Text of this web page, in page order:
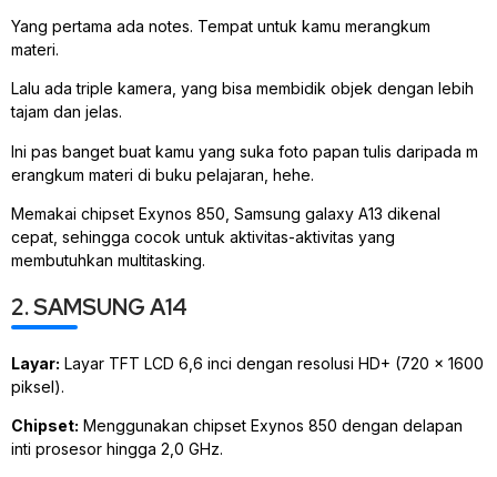
Yang pertama ada notes. Tempat untuk kamu merangkum
materi.
Lalu ada triple kamera, yang bisa membidik objek dengan lebih
tajam dan jelas.
Ini pas banget buat kamu yang suka foto papan tulis daripada m
erangkum materi di buku pelajaran, hehe.
Memakai chipset Exynos 850, Samsung galaxy A13 dikenal
cepat, sehingga cocok untuk aktivitas-aktivitas yang
membutuhkan multitasking.
2. SAMSUNG A14
Layar: Layar TFT LCD 6,6 inci dengan resolusi HD+ (720 x 1600
piksel).
Chipset: Menggunakan chipset Exynos 850 dengan delapan
inti prosesor hingga 2,0 GHz.